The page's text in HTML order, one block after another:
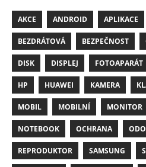
AKCE ANDROID APLIKACE
BEZDRÁTOVÁ BEZPEČNOST
DISK DISPLEJ FOTOAPARÁT
HP HUAWEI KAMERA
MOBIL MOBILNÍ MONITOR
NOTEBOOK OCHRANA
REPRODUKTOR SAMSUNG